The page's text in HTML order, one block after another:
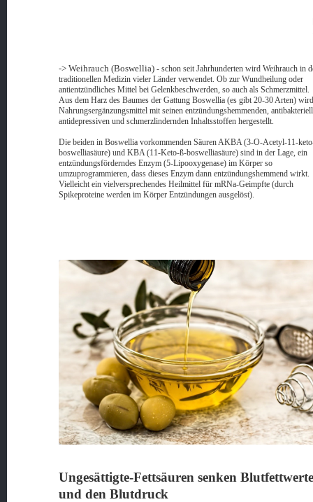
-> Weihrauch (Boswellia) - schon seit Jahrhunderten wird Weihrauch in
traditionellen Medizin vieler Länder verwendet. Ob zur Wundheilung oder
antientzündliches Mittel bei Gelenkbeschwerden, so auch als Schmerzmittel.
Aus dem Harz des Baumes der Gattung Boswellia (es gibt 20-30 Arten)
Nahrungsergänzungsmittel mit seinen entzündungshemmenden,
antidepressiven und schmerzlindernden Inhaltsstoffen hergestellt.
Die beiden in Boswellia vorkommenden Säuren AKBA (3-O-Acetyl-11-
boswelliasäure) und KBA (11-Keto-ß-boswelliasäure) sind in der Lage, ein
entzündungsförderndes Enzym (5-Lipooxygenase) im Körper so
umzuprogrammieren, dass dieses Enzym dann entzündungshemmend wirkt.
Vielleicht ein vielversprechendes Heilmittel für mRNa-Geimpfte (durch
Spikeproteine werden im Körper Entzündungen ausgelöst).
Ungesättigte-Fettsäuren senken Blutfettwerte
und den Blutdruck